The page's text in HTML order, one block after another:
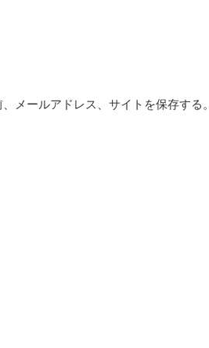
メールアドレス、サイトを保存する。